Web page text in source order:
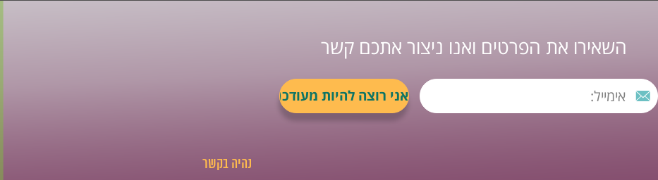
השאירו את הפרטים ואנו ניצור אתכם קשר
נהיה בקשר